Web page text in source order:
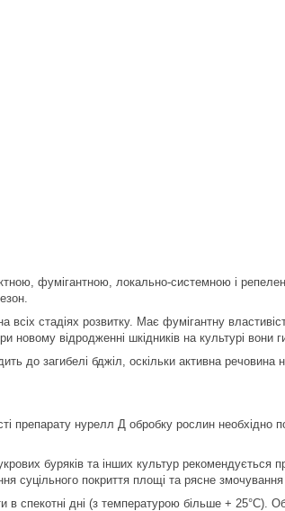
фумігантною, локально-системною і
всіх стадіях розвитку. Має фумігантну
новому відродженні шкідників на культурі
до загибелі бджіл, оскільки активна
препарату нурелл Д обробку рослин необхідно
буряків та інших культур рекомендується
суцільного покриття площі та рясне
спекотні дні (з температурою більше + 25°С).